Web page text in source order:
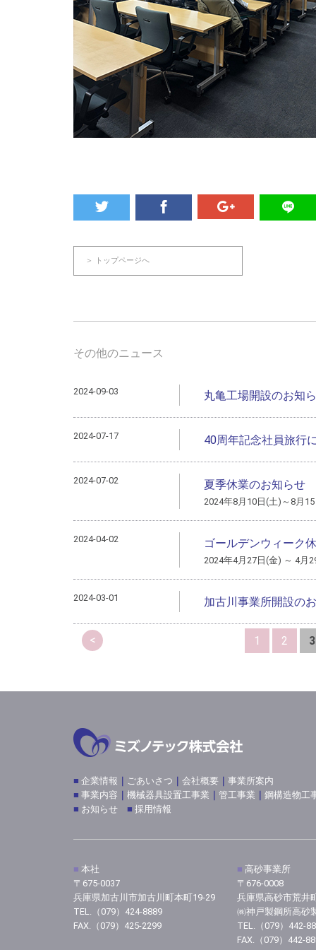
＞ トップページへ
その他のニュース
2024-09-03 丸亀工場開設のお知
2024-07-17 40周年記念社員旅行
2024-07-02 夏季休業のお知らせ
2024年8月10日(土)～8月
2024-04-02 ゴールデンウィーク
2024年4月27日(金) ～ 4月
2024-03-01 加古川事業所開設の
< 1 2 3
■ 企業情報 ごあいさつ 会社概要
事業所案内
■ 事業内容 機械器具設置工事業 管工事業
鋼構造物工
■ お知らせ ■ 採用情報
■ 本社
〒675-0037
兵庫県加古川市加古川町本町19-29
TEL.（079）424-8889
FAX.（079）425-2299
■ 高砂事業所
〒676-0008
兵庫県高砂市荒井
㈱神戸製鋼所高砂
TEL.（079）442-
FAX.（079）442-